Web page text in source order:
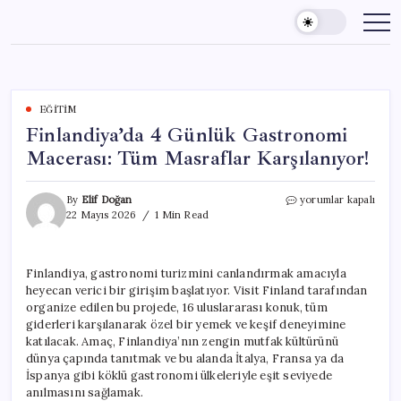
content
EĞITIM
Finlandiya’da 4 Günlük Gastronomi
Macerası: Tüm Masraflar Karşılanıyor!
By Elif Doğan
22 Mayıs 2026
1 Min Read
Finlandiya’da
Tüm
Masraflar
Karşılanıyor!
için
yorumlar kapalı
Finlandiya, gastronomi turizmini canlandırmak amacıyla
heyecan verici bir girişim başlatıyor. Visit Finland tarafından
organize edilen bu projede, 16 uluslararası konuk, tüm
giderleri karşılanarak özel bir yemek ve keşif deneyimine
katılacak. Amaç, Finlandiya’nın zengin mutfak kültürünü
dünya çapında tanıtmak ve bu alanda İtalya, Fransa ya da
İspanya gibi köklü gastronomi ülkeleriyle eşit seviyede
anılmasını sağlamak.